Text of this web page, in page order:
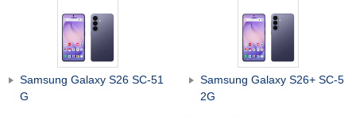
Samsung Galaxy S26 SC-51
G
Samsung Galaxy S26+ SC-5
2G